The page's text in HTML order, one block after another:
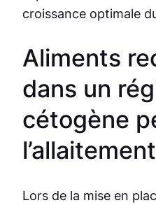
croissance optimale
Aliments
dans un
cétogène
l’allaitement
Lors de la mise en